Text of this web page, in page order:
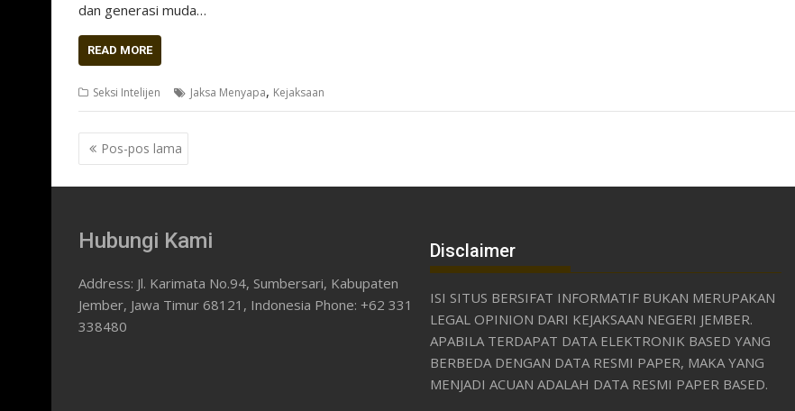
dan generasi muda…
READ MORE
Seksi Intelijen Jaksa Menyapa, Kejaksaan
Navigasi
pos
Pos-pos lama
Hubungi Kami
Address: Jl. Karimata No.94, Sumbersari, Kabupaten
Jember, Jawa Timur 68121, Indonesia Phone: +62 331
338480
Disclaimer
ISI SITUS BERSIFAT INFORMATIF BUKAN MERUPAKAN
LEGAL OPINION DARI KEJAKSAAN NEGERI JEMBER.
APABILA TERDAPAT DATA ELEKTRONIK BASED YANG
BERBEDA DENGAN DATA RESMI PAPER, MAKA YANG
MENJADI ACUAN ADALAH DATA RESMI PAPER BASED.